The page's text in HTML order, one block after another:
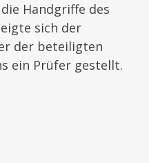
Handgriffe des
sich der
der beteiligten
ein Prüfer gestellt.